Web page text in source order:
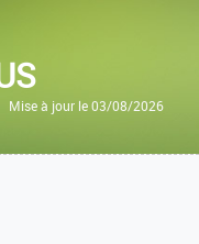
Mise à jour le 03/08/2026